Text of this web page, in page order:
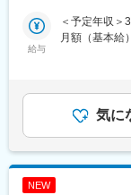
ご契約先に設
信号、救急信
被害の拡大
いません。
■業務詳細
・駆け付け対
給与
＜予定年収＞
月額（基本給
気に
NEW